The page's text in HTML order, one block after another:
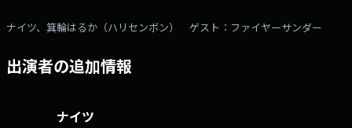
ル超合金安藤なつ(水)、ハリセンボン箕輪はるか(木)が登場！ さらに金曜
日は中川家、パートナーはニッポン放送アナウンサー東島衣里が担当！
アドレス： rs@1242.com 番組ホームページはこちら twitterハ
ナイツ、箕輪はるか（ハリセンボン） ゲスト：ファイヤーサンダー
出演者の追加情報
ナイツ